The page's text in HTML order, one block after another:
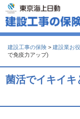
建設工事の保険 > 建設業お
で免疫力アップ)
菌活でイキイキ